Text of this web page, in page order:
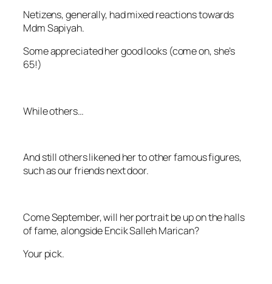
Netizens, generally, had mixed reactions towards
Mdm Sapiyah.
Some appreciated her good looks (come on, she’s
65!)
While others…
And still others likened her to other famous figures,
such as our friends next door.
Come September, will her portrait be up on the halls
of fame, alongside Encik Salleh Marican?
Your pick.